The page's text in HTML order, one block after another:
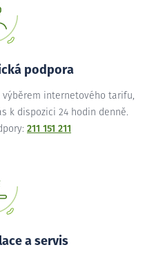
podpora
internetového tarifu,
k dispozici 24 hodin denně.
211 151 211
a servis